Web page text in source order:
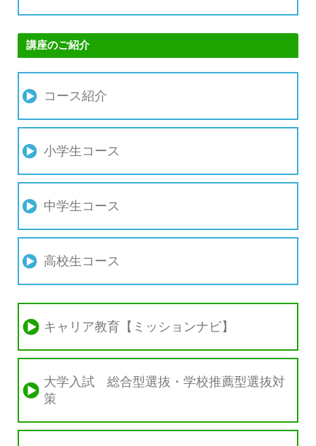
講座のご紹介
コース紹介
小学生コース
中学生コース
高校生コース
キャリア教育【ミッションナビ】
大学入試 総合型選抜・学校推薦型選抜対
策